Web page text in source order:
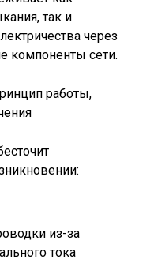
так и
через
компоненты сети.
из-за
тока